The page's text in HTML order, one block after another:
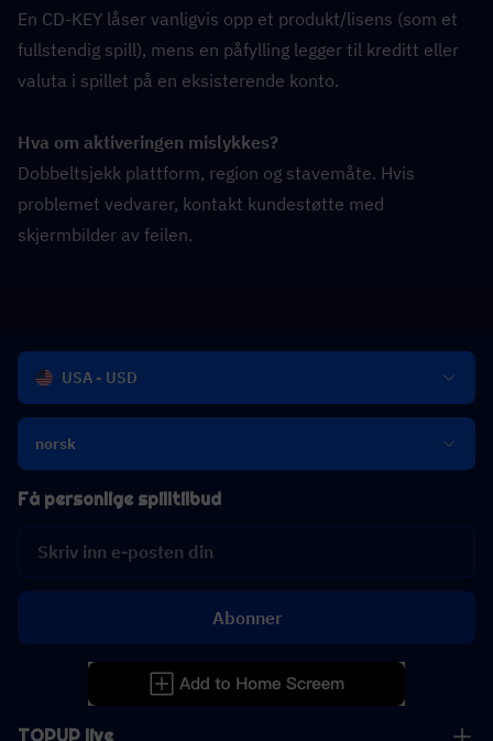
En CD-KEY låser vanligvis opp et produkt/lisens (som et
fullstendig spill), mens en påfylling legger til kreditt eller
valuta i spillet på en eksisterende konto.
Hva om aktiveringen mislykkes?
Dobbeltsjekk plattform, region og stavemåte. Hvis
problemet vedvarer, kontakt kundestøtte med
skjermbilder av feilen.
USA - USD
norsk
TOPUP live
Få personlige spilltilbud
Abonner